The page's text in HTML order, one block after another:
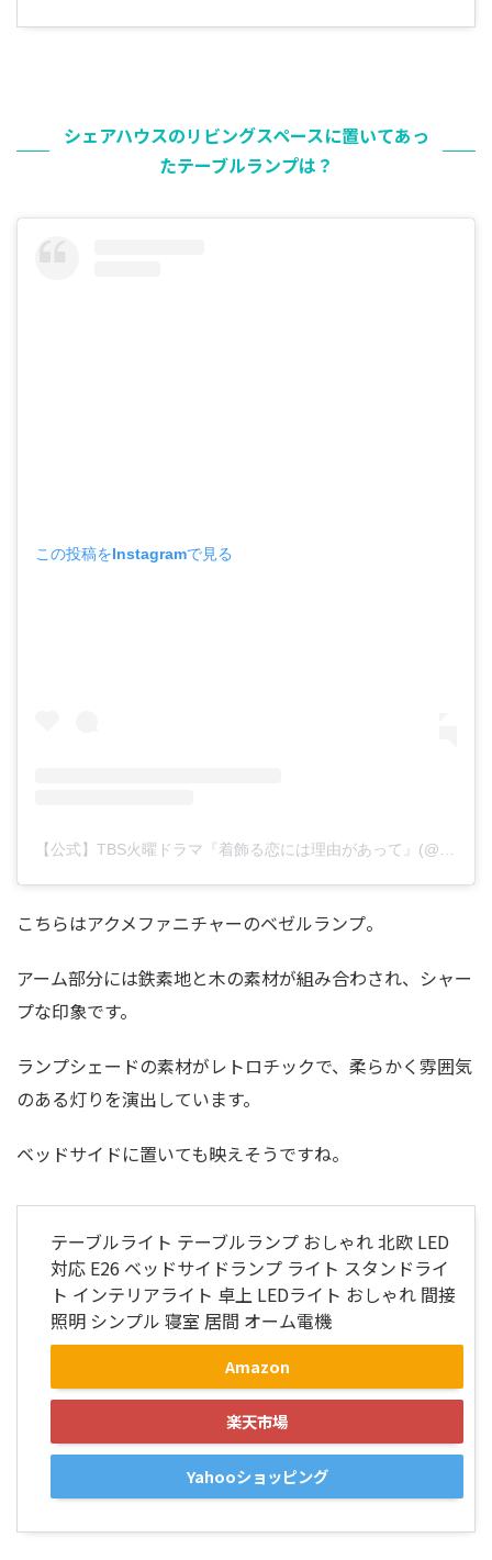
シェアハウスのリビングスペースに置いてあっ
たテーブルランプは？
この投稿をInstagramで見る
こちらはアクメファニチャーのベゼルランプ。
アーム部分には鉄素地と木の素材が組み合わされ、シャー
プな印象です。
ランプシェードの素材がレトロチックで、柔らかく雰囲気
のある灯りを演出しています。
ベッドサイドに置いても映えそうですね。
テーブルライト テーブルランプ おしゃれ 北欧 LED
対応 E26 ベッドサイドランプ ライト スタンドライ
ト インテリアライト 卓上 LEDライト おしゃれ 間接
照明 シンプル 寝室 居間 オーム電機
Amazon
楽天市場
Yahooショッピング